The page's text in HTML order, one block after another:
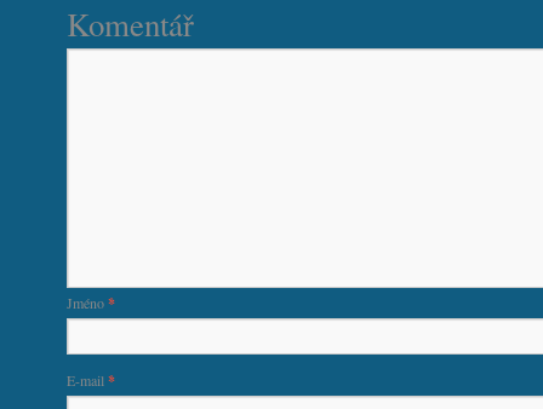
Komentář
Jméno*
E-mail *